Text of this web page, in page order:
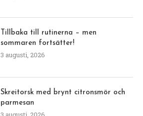
Tillbaka till rutinerna – men
sommaren fortsätter!
3 augusti, 2026
Skreitorsk med brynt citronsmör och
parmesan